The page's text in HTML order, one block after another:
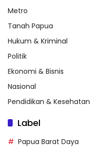
Metro
Tanah Papua
Hukum & Kriminal
Politik
Ekonomi & Bisnis
Nasional
Pendidikan & Kesehatan
Label
Papua Barat Daya